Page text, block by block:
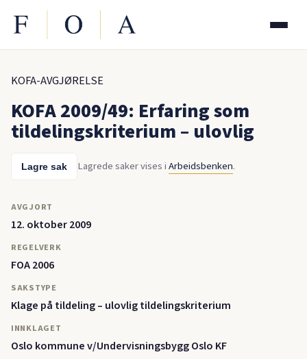
KOFA-AVGJØRELSE
KOFA 2009/49: Erfaring som
tildelingskriterium – ulovlig
Lagre sak Lagrede saker vises iArbeidsbenken.
AVGJORT
12. oktober 2009
REGELVERK
FOA 2006
SAKSTYPE
Klage på tildeling – ulovlig tildelingskriterium
INNKLAGET
Oslo kommune v/Undervisningsbygg Oslo KF